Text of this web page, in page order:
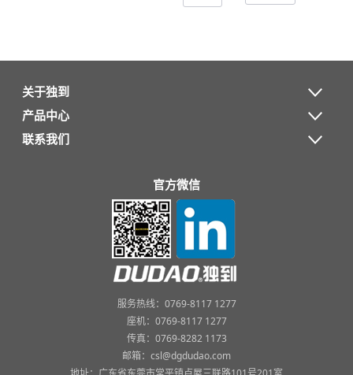
关于独到
产品中心
联系我们
官方微信
服务热线：0769-8117 1277
座机：0769-8117 1277
传真：0769-8282 1173
邮箱：csl@dgdudao.com